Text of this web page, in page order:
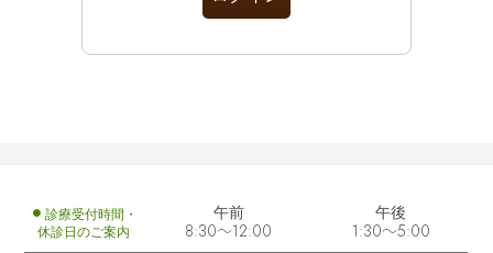
診療受付時間・
休診日のご案内
午前
8:30～12:00
午後
1:30～5:00